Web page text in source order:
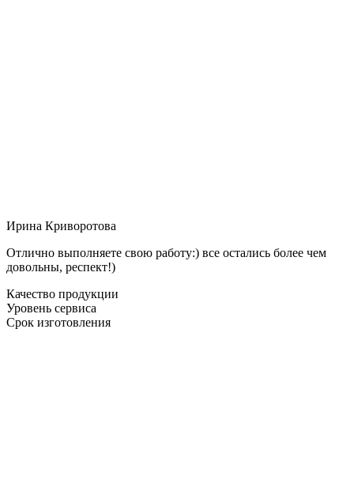
Ирина Криворотова
Отлично выполняете свою работу:) все остались более чем
довольны, респект!)
Качество продукции
Уровень сервиса
Срок изготовления